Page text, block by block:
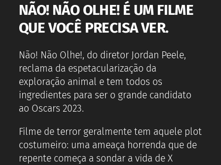
NÃO! NÃO OLHE! É UM FILME
QUE VOCÊ PRECISA VER.
Não! Não Olhe!, do diretor Jordan Peele,
reclama da espetacularização da
exploração animal e tem todos os
ingredientes para ser o grande candidato
ao Oscars 2023.
Filme de terror geralmente tem aquele plot
costumeiro: uma ameaça horrenda que de
repente começa a sondar a vida de X